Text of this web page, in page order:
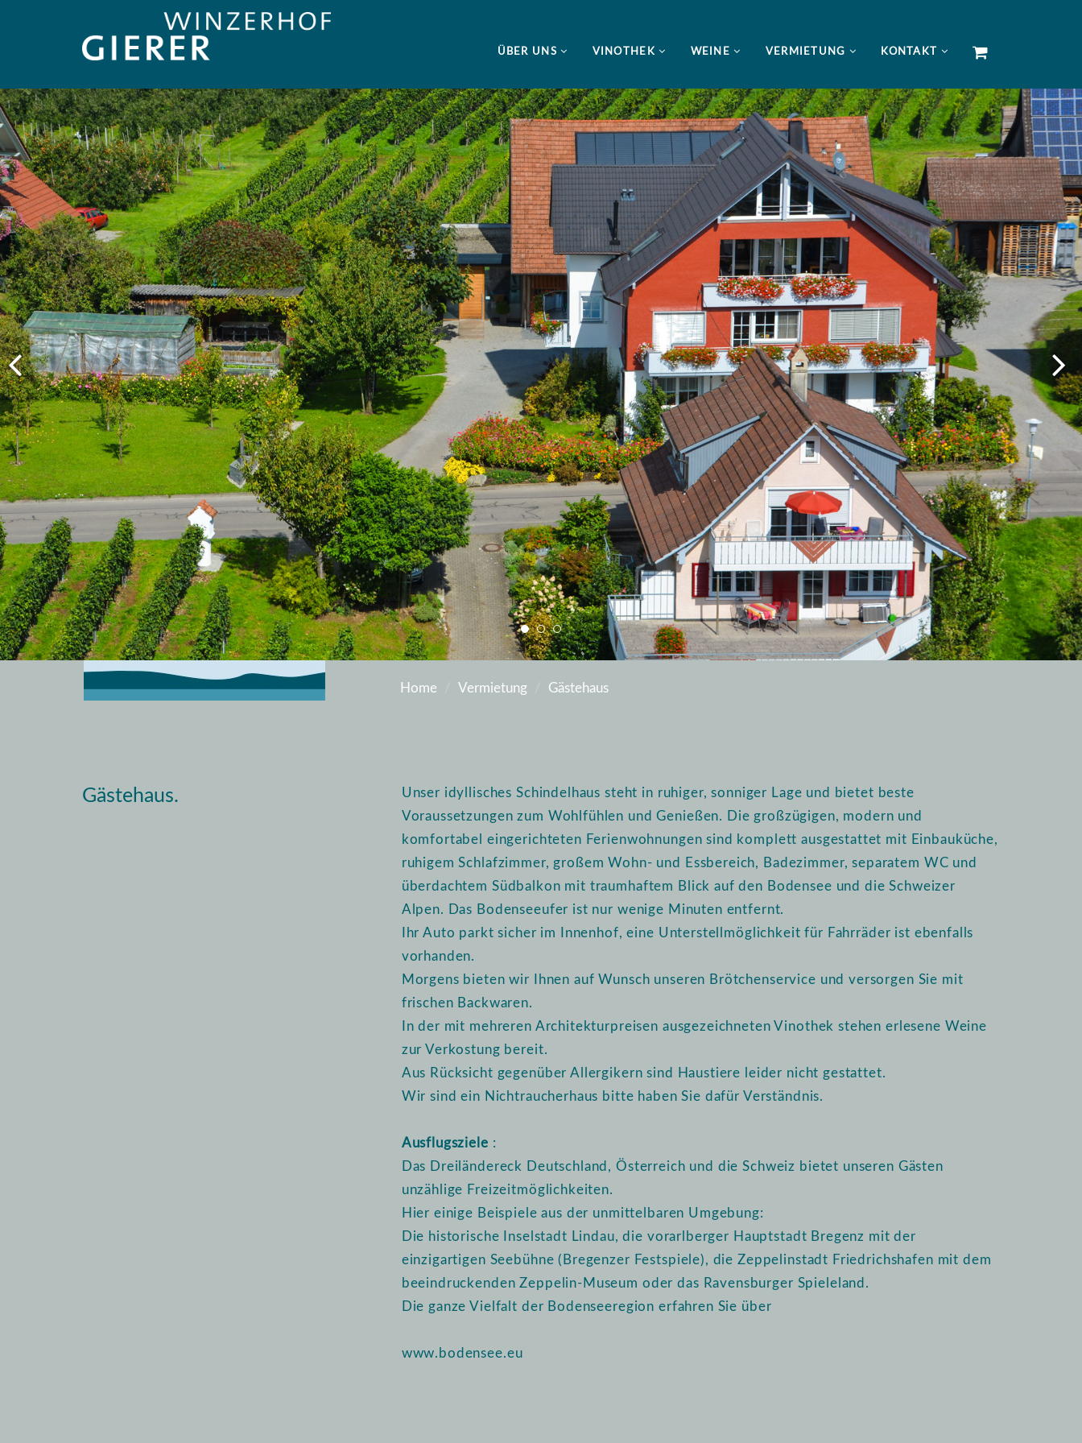
ÜBER UNS VINOTHEK WEINE VERMIETUNG KONTAKT
Home Vermietung Gästehaus
Gästehaus.
Unser idyllisches Schindelhaus steht in ruhiger, sonniger Lage und bietet beste
Voraussetzungen zum Wohlfühlen und Genießen. Die großzügigen, modern und
komfortabel eingerichteten Ferienwohnungen sind komplett ausgestattet mit Einbauküche,
ruhigem Schlafzimmer, großem Wohn- und Essbereich, Badezimmer, separatem WC und
überdachtem Südbalkon mit traumhaftem Blick auf den Bodensee und die Schweizer
Alpen. Das Bodenseeufer ist nur wenige Minuten entfernt.
Ihr Auto parkt sicher im Innenhof, eine Unterstellmöglichkeit für Fahrräder ist ebenfalls
vorhanden.
Morgens bieten wir Ihnen auf Wunsch unseren Brötchenservice und versorgen Sie mit
frischen Backwaren.
In der mit mehreren Architekturpreisen ausgezeichneten Vinothek stehen erlesene Weine
zur Verkostung bereit.
Aus Rücksicht gegenüber Allergikern sind Haustiere leider nicht gestattet.
Wir sind ein Nichtraucherhaus bitte haben Sie dafür Verständnis.
Ausflugsziele :
Das Dreiländereck Deutschland, Österreich und die Schweiz bietet unseren Gästen
unzählige Freizeitmöglichkeiten.
Hier einige Beispiele aus der unmittelbaren Umgebung:
Die historische Inselstadt Lindau, die vorarlberger Hauptstadt Bregenz mit der
einzigartigen Seebühne (Bregenzer Festspiele), die Zeppelinstadt Friedrichshafen mit dem
beeindruckenden Zeppelin-Museum oder das Ravensburger Spieleland.
Die ganze Vielfalt der Bodenseeregion erfahren Sie über
www.bodensee.eu